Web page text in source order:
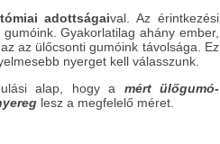
adottságaival. Az érintkezési
Gyakorlatilag ahány ember,
az ülőcsonti gumóink távolsága. Ez
nyerget kell válasszunk.
alap, hogy a mért ülőgumó-
lesz a megfelelő méret.